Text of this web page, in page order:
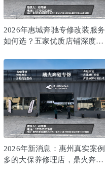
2026年惠城奔驰专修改装服务
如何选？五家优质店铺深度解
2026年新消息：惠州真实案例
多的大保养修理店，鼎火奔驰